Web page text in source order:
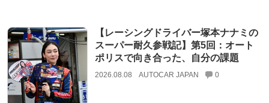
【レーシングドライバー塚本ナナミの
スーパー耐久参戦記】第5回：オート
ポリスで向き合った、自分の課題
2026.08.08 AUTOCAR JAPAN 0